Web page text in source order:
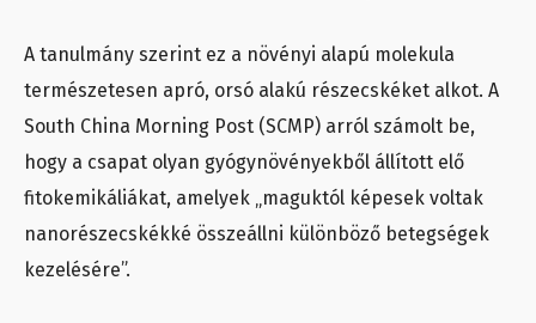
A tanulmány szerint ez a növényi alapú molekula
természetesen apró, orsó alakú részecskéket alkot. A
South China Morning Post (SCMP) arról számolt be,
hogy a csapat olyan gyógynövényekből állított elő
fitokemikáliákat, amelyek „maguktól képesek voltak
nanorészecskékké összeállni különböző betegségek
kezelésére”.